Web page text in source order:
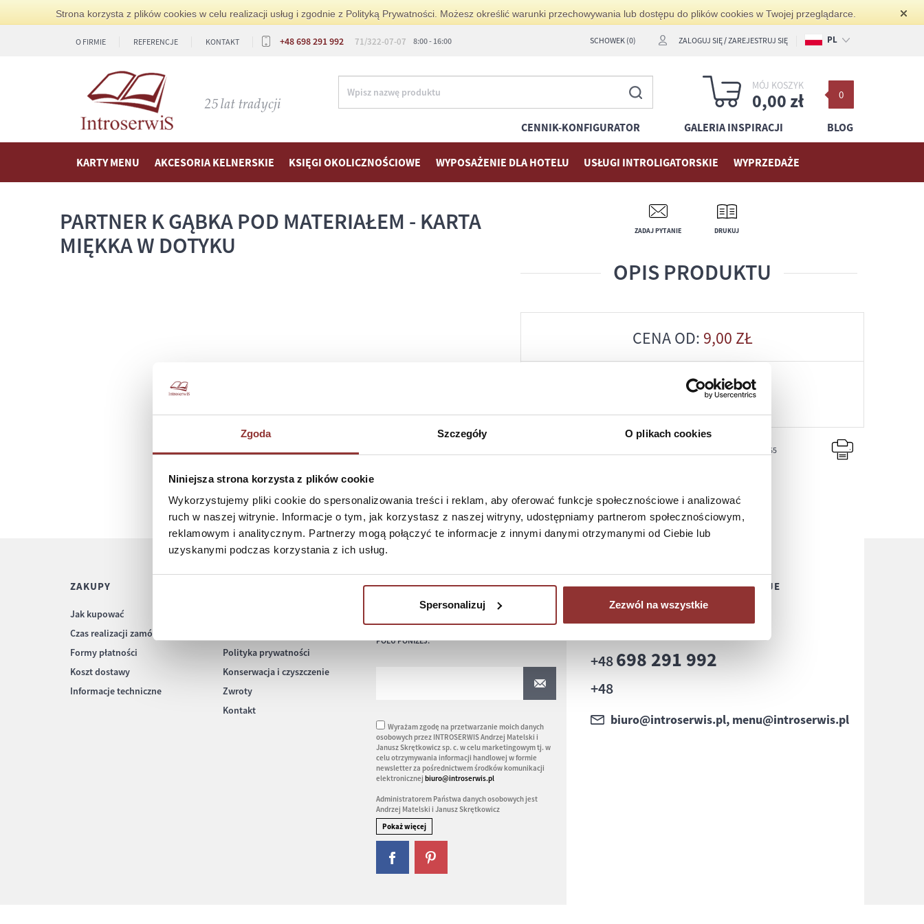
Zgoda Szczegóły O plikach cookies
Niniejsza strona korzysta z plików cookie
Wykorzystujemy pliki cookie do spersonalizowania treści i reklam, aby oferować funkcje społecznościowe i analizować
ruch w naszej witrynie. Informacje o tym, jak korzystasz z naszej witryny, udostępniamy partnerom społecznościowym,
reklamowym i analitycznym. Partnerzy mogą połączyć te informacje z innymi danymi otrzymanymi od Ciebie lub
uzyskanymi podczas korzystania z ich usług.
Spersonalizuj Zezwól na wszystkie
Strona korzysta z plików cookies w celu realizacji usług i zgodnie z Polityką Prywatności. Możesz określić warunki przechowywania lub dostępu do plików cookies w Twojej przeglądarce.
O FIRMIE REFERENCJE KONTAKT +48 698 291 992 71/322-07-07 8:00 - 16:00 SCHOWEK (0) ZALOGUJ SIĘ/ZAREJESTRUJ SIĘ PL
DE
CENNIK-KONFIGURATOR GALERIA INSPIRACJI BLOG
0
MÓJ KOSZYK
0,00 zł
KARTY MENU AKCESORIA KELNERSKIE KSIĘGI OKOLICZNOŚCIOWE WYPOSAŻENIE DLA HOTELU USŁUGI INTROLIGATORSKIE WYPRZEDAŻE
PARTNER K GĄBKA POD MATERIAŁEM - KARTA
MIĘKKA W DOTYKU
ZADAJ PYTANIE DRUKUJ
OPIS PRODUKTU
CENA OD: 9,00 ZŁ
ZAPYTAJ
SZYBKI KONTAKT PN-PT, 8-16, +48 698 291 992, +48 608 381 865
ZAKUPY
Jak kupować
Czas realizacji zamówienia
Formy płatności
Koszt dostawy
Informacje techniczne
Polityka prywatności
Konserwacja i czyszczenie
Zwroty
Kontakt
NEWSLETTER
POLU PONIŻEJ:
Wyrażam zgodę na przetwarzanie moich danych
osobowych przez INTROSERWIS Andrzej Matelski i
Janusz Skrętkowicz sp. c. w celu marketingowym tj. w
celu otrzymywania informacji handlowej w formie
newsletter za pośrednictwem środków komunikacji
elektronicznej biuro@introserwis.pl
Administratorem Państwa danych osobowych jest
Andrzej Matelski i Janusz Skrętkowicz
ZAMÓWIENIA, POMOC, KONSULTACJE
pn-pt, 8-16
71 322 07 07
+48698 291 992
+48
biuro@introserwis.pl, menu@introserwis.pl